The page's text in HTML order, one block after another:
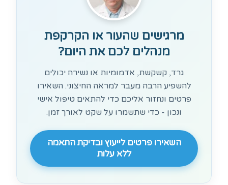
מרגישים שהעור או הקרקפת
מנהלים לכם את היום?
גרד, קשקשת, אדמומיות או נשירה יכולים
להשפיע הרבה מעבר למראה החיצוני. השאירו
פרטים ונחזור אליכם כדי להתאים טיפול אישי
ונכון - כדי שתשמרו על שקט לאורך זמן.
השאירו פרטים לייעוץ ובדיקת התאמה
ללא עלות